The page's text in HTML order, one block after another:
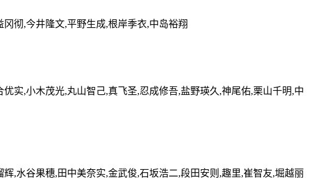
彻,今井隆文,平野生成,根岸季衣,中岛裕翔
实,小木茂光,丸山智己,真飞圣,忍成修吾,盐野瑛久,神尾佑,栗山千明,中
,水谷果穗,田中美奈实,金武俊,石坂浩二,段田安则,趣里,崔智友,堀越丽